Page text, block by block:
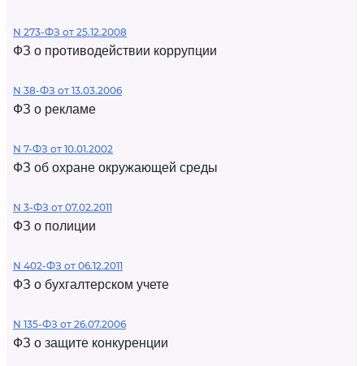
N 273-ФЗ от 25.12.2008
ФЗ о противодействии коррупции
N 38-ФЗ от 13.03.2006
ФЗ о рекламе
N 7-ФЗ от 10.01.2002
ФЗ об охране окружающей среды
N 3-ФЗ от 07.02.2011
ФЗ о полиции
N 402-ФЗ от 06.12.2011
ФЗ о бухгалтерском учете
N 135-ФЗ от 26.07.2006
ФЗ о защите конкуренции